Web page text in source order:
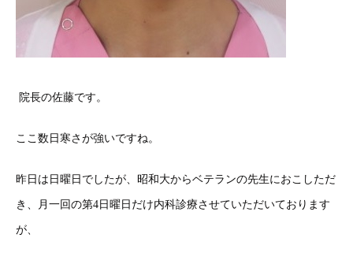
院長の佐藤です。
ここ数日寒さが強いですね。
昨日は日曜日でしたが、昭和大からベテランの先生におこしただ
き、月一回の第4日曜日だけ内科診療させていただいております
が、